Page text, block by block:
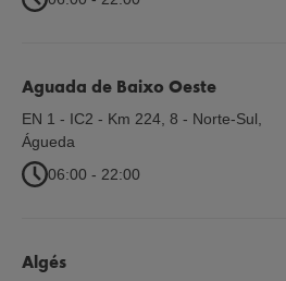
Aguada de Baixo Oeste
EN 1 - IC2 - Km 224, 8 - Norte-Sul
Águeda
06:00 - 22:00
Algés